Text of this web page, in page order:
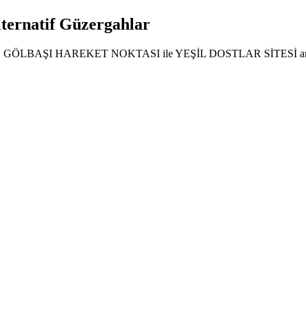
Güzergahlar
GÖLBAŞI HAREKET NOKTASI ile YEŞİL DOSTLAR SİTESİ